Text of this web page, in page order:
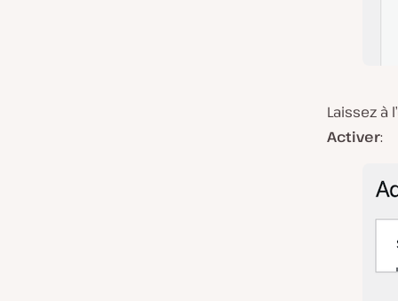
Laissez à
Activer: